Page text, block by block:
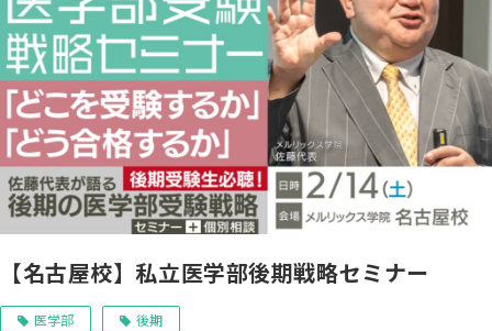
【名古屋校】私立医学部後期戦略セミナー
医学部 後期